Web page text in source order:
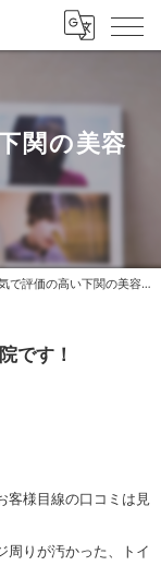
関の美容
評価の高い下関の美容院です！
です！
客様目線の口コミは見
周りが汚かった、トイ